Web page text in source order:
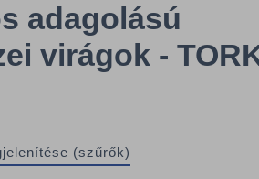
adagolású
virágok -
(szűrők)